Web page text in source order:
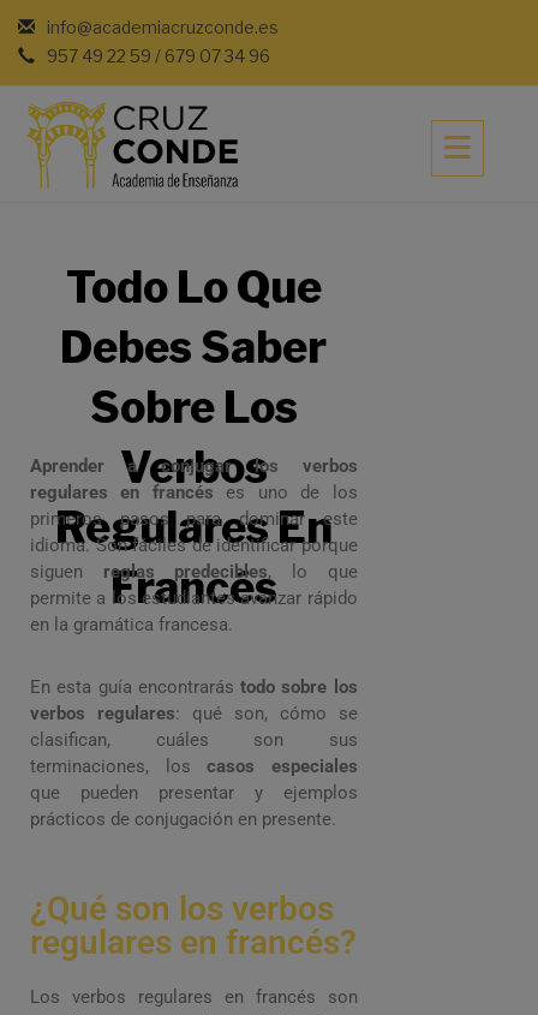
info@academiacruzconde.es
957 49 22 59 / 679 07 34 96
Todo Lo Que
Debes Saber
Sobre Los
Verbos
Regulares En
Francés
Aprender a conjugar los verbos
regulares en francés es uno de los
primeros pasos para dominar este
idioma. Son fáciles de identificar porque
siguen reglas predecibles, lo que
permite a los estudiantes avanzar rápido
en la gramática francesa.
En esta guía encontrarástodo sobre los
verbos regulares: qué son, cómo se
clasifican, cuáles son sus
terminaciones, loscasos especiales
que pueden presentar y ejemplos
prácticos de conjugación en presente.
¿Qué son los verbos
regulares en francés?
Los verbos regulares en francés son